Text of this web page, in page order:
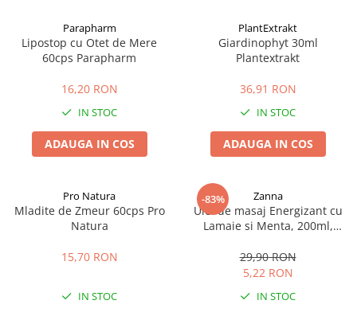
Sanatatea ochilor
Hepato-biliare
Glanda tiroida
Probleme renale
Prostata, urologie
Sistemul osos
Produse naturiste
Antiinflamator
Antitumorale
Indulcitori
Miere
Bomboane
Gume de mestecat
Siropuri, gemuri
Ciocolata
Miere Manuka
Mancare sanatoasa
Leguminoase
Geluri de dus naturale
Vopsele
Produse de uz casnic
Produse pentru bucatarie
Produse igienizare
Deodorante
Igiena orala
Protectie antivirala
Sare de baie
Detergenti Bio
Parapharm
Lipostop cu Otet de Mere
60cps Parapharm
16,20 RON
IN STOC
ADAUGA IN COS
PlantExtrakt
Giardinophyt 30ml
Plantextrakt
36,91 RON
IN STOC
ADAUGA IN COS
Pro Natura
Mladite de Zmeur 60cps Pro
Natura
15,70 RON
IN STOC
-83% Zanna
Ulei de masaj Energizant cu
Lamaie si Menta, 200ml,
29,90 RON
5,22 RON
IN STOC